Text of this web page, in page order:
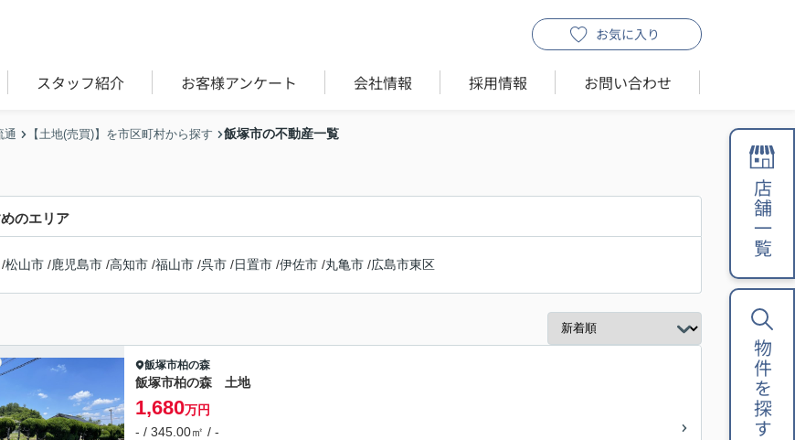
お気に入り
スタッフ紹介 お客様アンケート 会社情報 採用情報 お問い合わせ
通 【土地(売買)】を市区町村から探す 飯塚市の不動産一覧
のエリア
/松山市 /鹿児島市 /高知市 /福山市 /呉市 /日置市 /伊佐市 /丸亀市 /広島市東区
飯塚市柏の森
飯塚市柏の森 土地
1,680万円
- / 345.00㎡ / -
店舗一覧
物件を探す